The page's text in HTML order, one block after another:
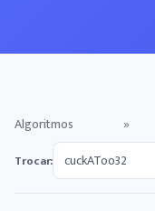
Algoritmos »
Trocar: